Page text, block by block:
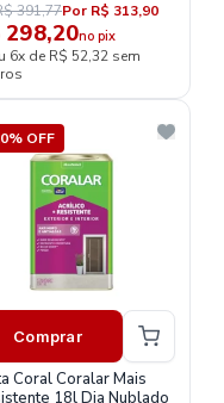
391,77Por R$ 313,90
298,20no pix
6x de R$ 52,32 sem
OFF
Comprar
Coral Coralar Mais
18l Dia Nublado